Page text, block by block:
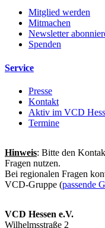
Mitglied werden
Mitmachen
Newsletter
Spenden
Service
Presse
Kontakt
Aktiv im VCD
Termine
Hinweis: Bitte den
Fragen nutzen.
Bei regionalen Fragen
VCD-Gruppe (passende
VCD Hessen e.V.
Wilhelmsstraße 2